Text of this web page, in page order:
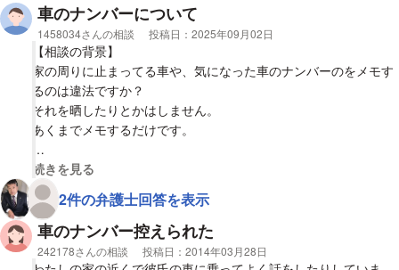
車のナンバーについて
相談者
1458034さんの相談 投稿日： 2025年09月02日
【相談の背景】
家の周りに止まってる車や、気になった車のナンバーのをメモす
るのは違法ですか？
それを晒したりとかはしません。
あくまでメモするだけです。
【質問1】
他人の車のナンバーを控えるのは違法でしょうか？
視覚的に省略された相談全文の
続きを見る
2件の弁護士回答を表示
車のナンバー控えられた
相談者
242178さんの相談 投稿日： 2014年03月28日